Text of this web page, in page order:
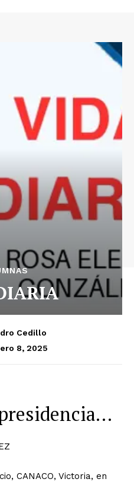
Cedillo
8, 2025
CANACO, Victoria, en